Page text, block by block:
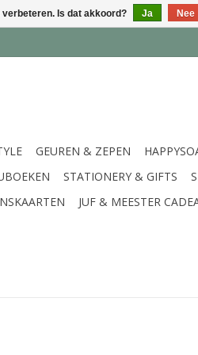
GEUREN & ZEPEN
STATIONERY & GIFTS
JUF & MEESTER
Is dat akkoord? Ja Nee